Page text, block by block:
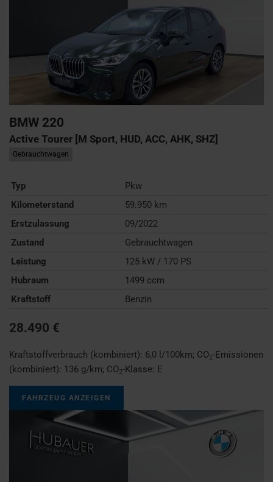
BMW 220
Active Tourer [M Sport, HUD, ACC, AHK, SHZ]
Gebrauchtwagen
Typ
Pkw
Kilometerstand
59.950 km
Erstzulassung
09/2022
Zustand
Gebrauchtwagen
Leistung
125 kW / 170 PS
Hubraum
1499 ccm
Kraftstoff
Benzin
28.490 €
Kraftstoffverbrauch (kombiniert): 6,0 l/100km; CO2-Emissionen
(kombiniert): 136 g/km; CO2-Klasse: E
FAHRZEUG ANZEIGEN